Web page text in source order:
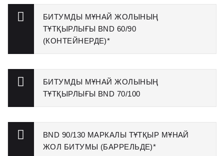
БИТУМДЫ МҰНАЙ ЖОЛЫНЫҢ
ТҰТҚЫРЛЫҒЫ BND 60/90
(КОНТЕЙНЕРДЕ)*
БИТУМДЫ МҰНАЙ ЖОЛЫНЫҢ
ТҰТҚЫРЛЫҒЫ BND 70/100
BND 90/130 МАРКАЛЫ ТҰТҚЫР МҰНАЙ
ЖОЛ БИТУМЫ (БАРРЕЛЬДЕ)*